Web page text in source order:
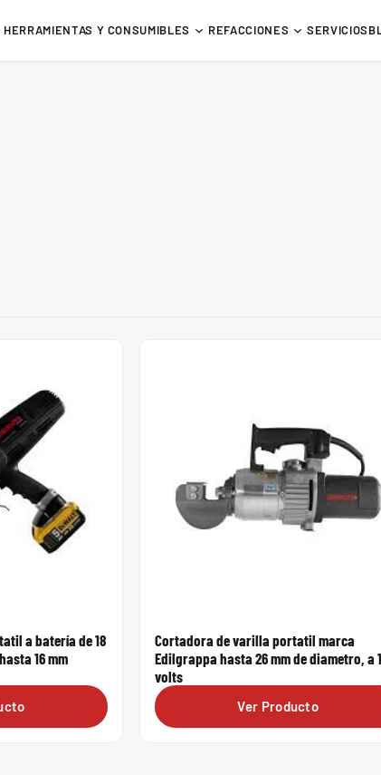
HERRAMIENTAS Y CONSUMIBLES REFACCIONES SERVICIOS
a batería de 18
16 mm
Cortadora de varilla portatil marca
Edilgrappa hasta 26 mm de diametro, a
volts
Ver Producto